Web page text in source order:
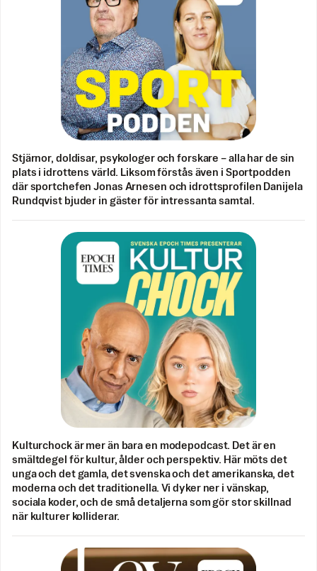
Stjärnor, doldisar, psykologer och forskare – alla har de sin
plats i idrottens värld. Liksom förstås även i Sportpodden
där sportchefen Jonas Arnesen och idrottsprofilen Danijela
Rundqvist bjuder in gäster för intressanta samtal.
Kulturchock är mer än bara en modepodcast. Det är en
smältdegel för kultur, ålder och perspektiv. Här möts det
unga och det gamla, det svenska och det amerikanska, det
moderna och det traditionella. Vi dyker ner i vänskap,
sociala koder, och de små detaljerna som gör stor skillnad
när kulturer kolliderar.